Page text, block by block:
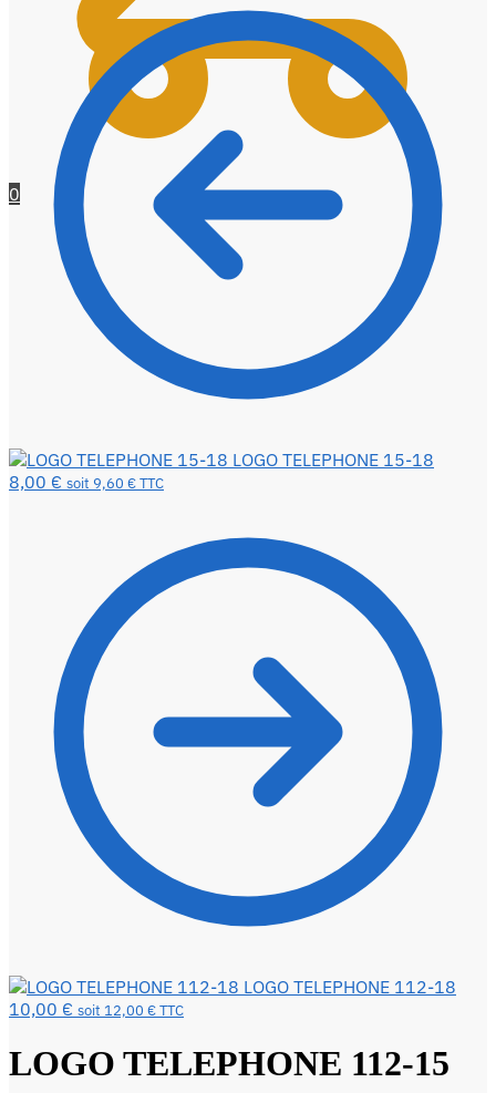
0
LOGO TELEPHONE 15-18
8,00 € soit 9,60 €TTC
LOGO TELEPHONE 112-18
10,00 € soit 12,00 €TTC
LOGO TELEPHONE 112-15